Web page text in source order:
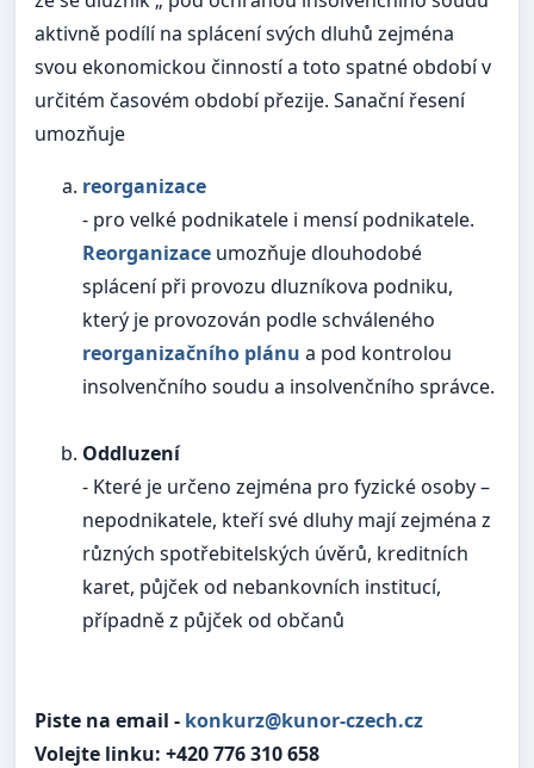
aktivně podílí na splácení svých dluhů zejména
svou ekonomickou činností a toto spatné období v
určitém časovém období přezije. Sanační řesení
umozňuje
reorganizace
- pro velké podnikatele i mensí podnikatele.
Reorganizace umozňuje dlouhodobé
splácení při provozu dluzníkova podniku,
který je provozován podle schváleného
reorganizačního plánu a pod kontrolou
insolvenčního soudu a insolvenčního správce.
Oddluzení
- Které je určeno zejména pro fyzické osoby –
nepodnikatele, kteří své dluhy mají zejména z
různých spotřebitelských úvěrů, kreditních
karet, půjček od nebankovních institucí,
případně z půjček od občanů
Piste na email - konkurz@kunor-czech.cz
Volejte linku: +420 776 310 658